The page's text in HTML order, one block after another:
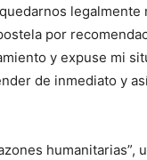
legalmente
por
y expuse mi
de inmediato y
humanitarias”,